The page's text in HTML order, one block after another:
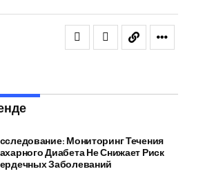
Мониторинг Течения
Диабета Не Снижает Риск
Заболеваний